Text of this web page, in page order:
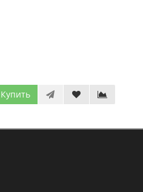
Купить